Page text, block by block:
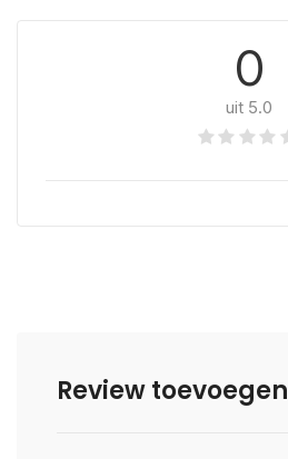
0
uit 5.0
Review toevoegen